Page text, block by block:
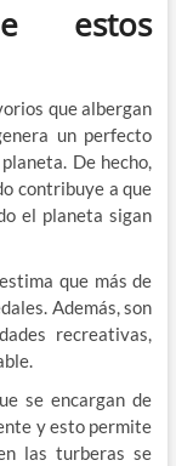
estos
que albergan
un perfecto
De hecho,
contribuye a que
el planeta sigan
que más de
Además, son
recreativas,
se encargan de
y esto permite
las turberas se